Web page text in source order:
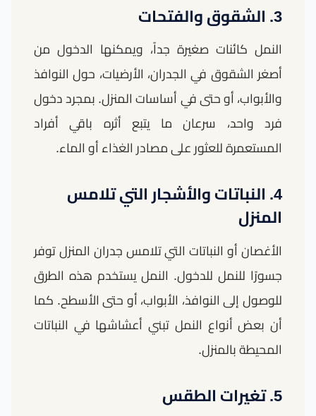
3. الشقوق والفتحات
النمل كائنات صغيرة جداً، ويمكنها الدخول من
أصغر الشقوق في الجدران، الأرضيات، حول النوافذ
والأبواب، أو حتى في أساسات المنزل. بمجرد دخول
فرد واحد، سرعان ما يتبع أثره باقي أفراد
المستعمرة للعثور على مصادر الغذاء أو الماء.
4. النباتات والأشجار التي تلامس
المنزل
الأغصان أو النباتات التي تلامس جدران المنزل توفر
جسورًا للنمل للدخول. النمل يستخدم هذه الطرق
للوصول إلى النوافذ، الأبواب، أو حتى الأسطح. كما
أن بعض أنواع النمل تبني أعشاشها في النباتات
المحيطة بالمنزل.
5. تغيرات الطقس